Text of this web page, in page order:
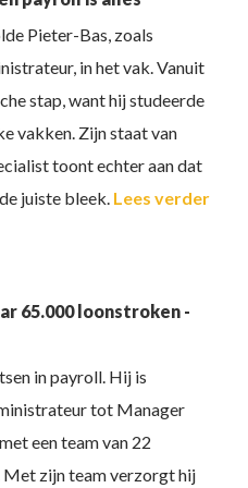
Pieter-Bas, zoals
in het vak. Vanuit
stap, want hij studeerde
vakken. Zijn staat van
toont echter aan dat
juiste bleek. Lees verder
65.000 loonstroken -
in payroll. Hij is
tot Manager
een team van 22
zijn team verzorgt hij